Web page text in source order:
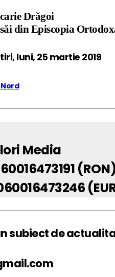
Drăgoi
din Episcopia
luni, 25 martie 2019
Media
subiect de